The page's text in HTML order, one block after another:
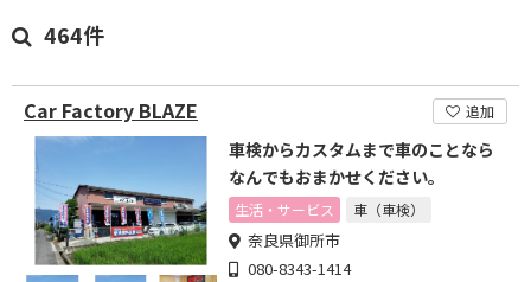
464件
Car Factory BLAZE 追加
車検からカスタムまで車のことなら
なんでもおまかせください。
生活・サービス 車（車検）
奈良県御所市
080-8343-1414